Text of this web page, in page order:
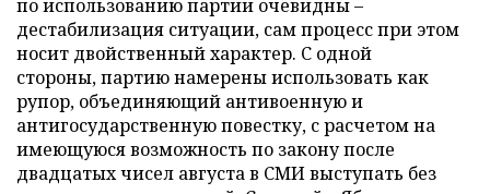
по использованию партии очевидны –
дестабилизация ситуации, сам процесс при этом
носит двойственный характер. С одной
стороны, партию намерены использовать как
рупор, объединяющий антивоенную и
антигосударственную повестку, с расчетом на
имеющуюся возможность по закону после
двадцатых чисел августа в СМИ выступать без